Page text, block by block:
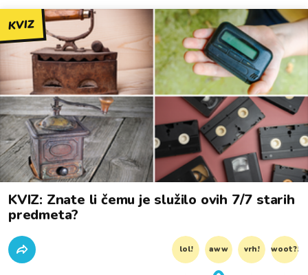
KVIZ
KVIZ: Znate li čemu je služilo ovih 7/7 starih
predmeta?
lol! aww vrh! woot?!